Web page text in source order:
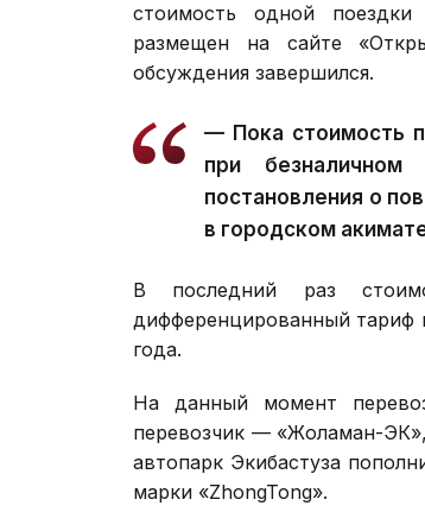
стоимость одной
размещен на сайте
обсуждения завершился.
— Пока стоимость
при
постановления о
в городском
В последний раз
дифференцированный тариф
года.
На данный момент
перевозчик — «Жоламан-
автопарк Экибастуза
марки «ZhongTong».